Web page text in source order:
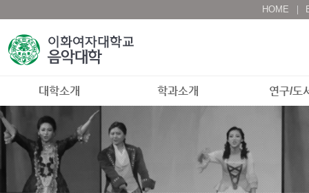
대학소개 학과소개 연구/도
HOME